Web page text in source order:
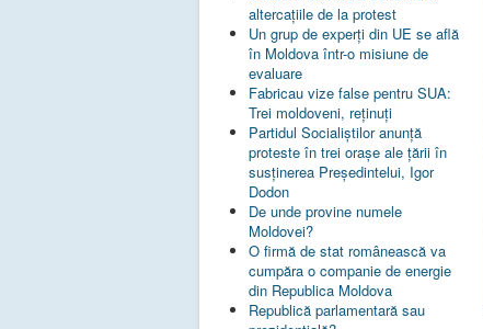
altercaţiile de la protest
Un grup de experţi din UE se află
în Moldova într-o misiune de
evaluare
Fabricau vize false pentru SUA:
Trei moldoveni, reținuți
Partidul Socialiștilor anunță
proteste în trei orașe ale țării în
susținerea Președintelui, Igor
Dodon
De unde provine numele
Moldovei?
O firmă de stat românească va
cumpăra o companie de energie
din Republica Moldova
Republică parlamentară sau